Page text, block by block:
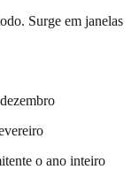
Surge em janelas
o ano inteiro